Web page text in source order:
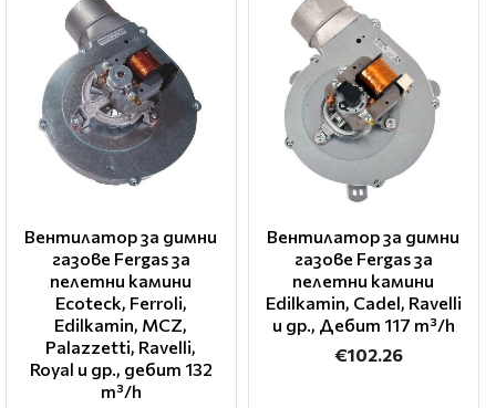
Вентилатор за димни
газове Fergas за
пелетни камини
Ecoteck, Ferroli,
Edilkamin, MCZ,
Palazzetti, Ravelli,
Royal и др., дебит 132
m³/h
Вентилатор за димни
газове Fergas за
пелетни камини
Edilkamin, Cadel, Ravelli
и др., Дебит 117 m³/h
€102.26